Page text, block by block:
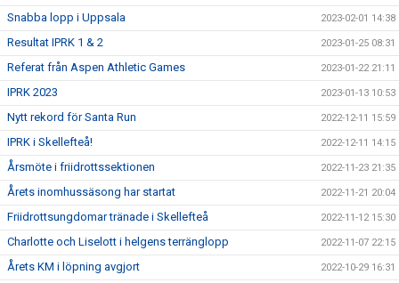
Snabba lopp i Uppsala 2023-02-01 14:38
Resultat IPRK 1 & 2 2023-01-25 08:31
Referat från Aspen Athletic Games 2023-01-22 21:11
IPRK 2023 2023-01-13 10:53
Nytt rekord för Santa Run 2022-12-11 15:59
IPRK i Skellefteå! 2022-12-11 14:15
Årsmöte i friidrottssektionen 2022-11-23 21:35
Årets inomhussäsong har startat 2022-11-21 20:04
Friidrottsungdomar tränade i Skellefteå 2022-11-12 15:30
Charlotte och Liselott i helgens terränglopp 2022-11-07 22:15
Årets KM i löpning avgjort 2022-10-29 16:31